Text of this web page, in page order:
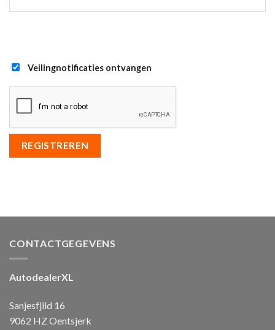
Veilingnotificaties ontvangen
REGISTREREN
CONTACTGEGEVENS
AutodealerXL
Sanjesfjild 16
9062 HZ Oentsjerk